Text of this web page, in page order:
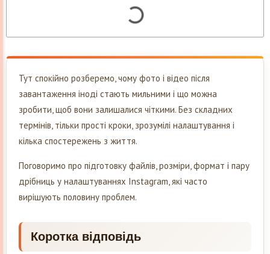
Тут спокійно розберемо, чому фото і відео після
завантаження іноді стають мильними і що можна
зробити, щоб вони залишалися чіткими. Без складних
термінів, тільки прості кроки, зрозумілі налаштування і
кілька спостережень з життя.
Поговоримо про підготовку файлів, розміри, формат і пару
дрібниць у налаштуваннях Instagram, які часто
вирішують половину проблем.
Коротка відповідь